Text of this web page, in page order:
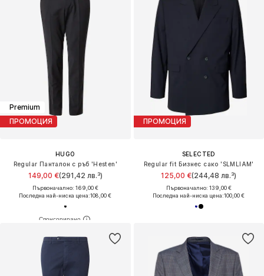
Premium
ПРОМОЦИЯ
HUGO
Regular Панталон с ръб 'Hesten'
149,00 €(291,42 лв.³)
Първоначално: 169,00 €
Последна най-ниска цена:108,00 €
ПРОМОЦИЯ
SELECTED
Regular fit Бизнес сако 'SLMLIAM'
125,00 €(244,48 лв.³)
Първоначално: 139,00 €
Последна най-ниска цена:100,00 €